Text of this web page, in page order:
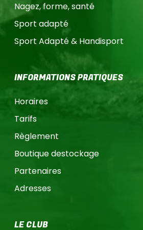
Nagez, forme, santé
Sport adapté
Sport Adapté & Handisport
INFORMATIONS PRATIQUES
Horaires
Tarifs
Règlement
Boutique destockage
Partenaires
Adresses
LE CLUB